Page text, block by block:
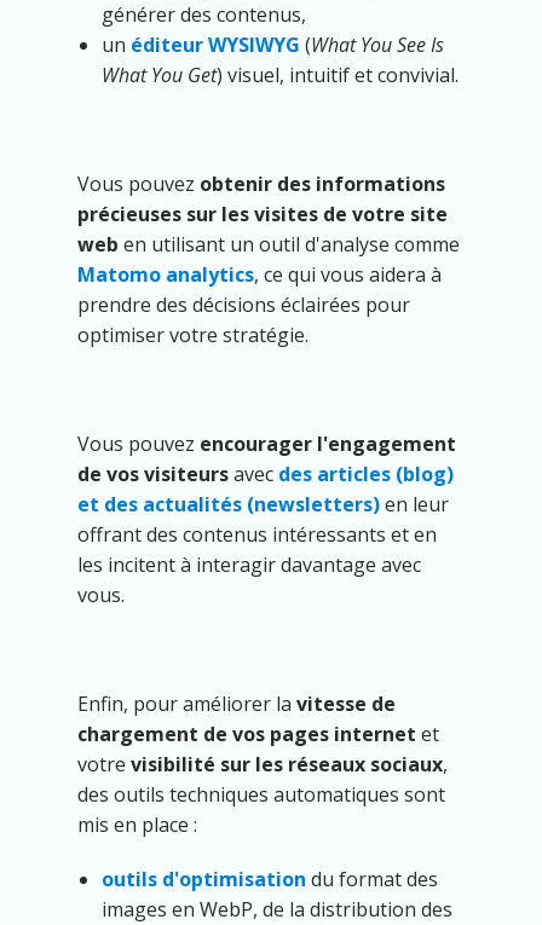
générer des contenus,
un éditeur WYSIWYG (What You See Is
What You Get) visuel, intuitif et convivial.
Vous pouvez obtenir des informations
précieuses sur les visites de votre site
web en utilisant un outil d'analyse comme
Matomo analytics, ce qui vous aidera à
prendre des décisions éclairées pour
optimiser votre stratégie.
Vous pouvez encourager l'engagement
de vos visiteursavec des articles (blog)
et des actualités (newsletters)en leur
offrant des contenus intéressants et en
les incitent à interagir davantage avec
vous.
Enfin, pour améliorer la vitesse de
chargement de vos pages internet et
votre visibilité sur les réseaux sociaux,
des outils techniques automatiques sont
mis en place :
outils d'optimisation du format des
images en WebP, de la distribution des